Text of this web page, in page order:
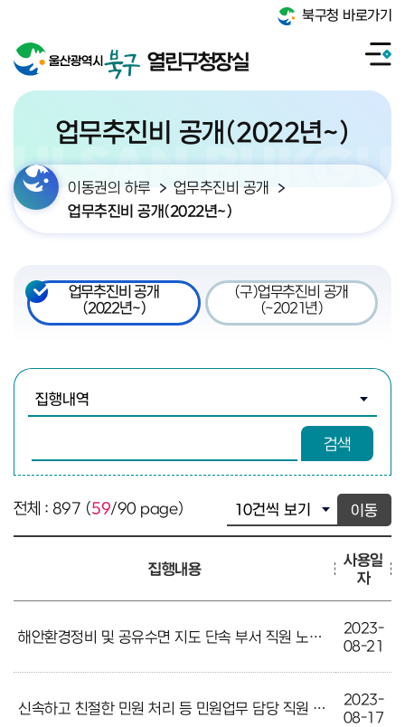
북구청 바로가기
열린구청장실
업무추진비 공개(2022년~)
이동권의 하루
업무추진비 공개
업무추진비 공개(2022년~)
업무추진비 공개
(2022년~)
(구)업무추진비 공개
(~2021년)
검색
전체 : 897 (59/90 page) 이동
집행내용
사용일
자
해안환경정비 및 공유수면 지도 단속 부서 직원 노고 격려 외 1
2023-
08-21
신속하고 친절한 민원 처리 등 민원업무 담당 직원 노고 격려 외1
2023-
08-17